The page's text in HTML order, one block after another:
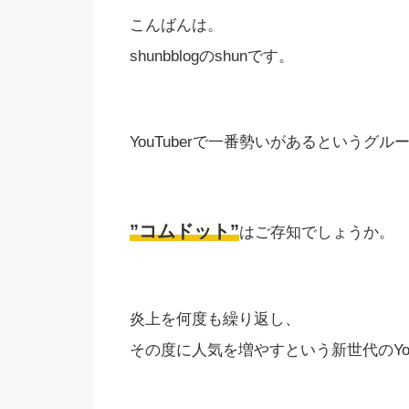
こんばんは。
shunbblogのshunです。
YouTuberで一番勢いがあるというグルー
”コムドット”はご存知でしょうか。
炎上を何度も繰り返し、
その度に人気を増やすという新世代の